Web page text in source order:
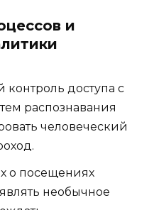
и
доступа с
распознавания
человеческий
о посещениях
необычное